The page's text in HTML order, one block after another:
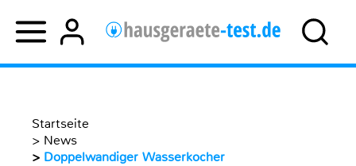
Startseite
> News
> Doppelwandiger Wasserkocher